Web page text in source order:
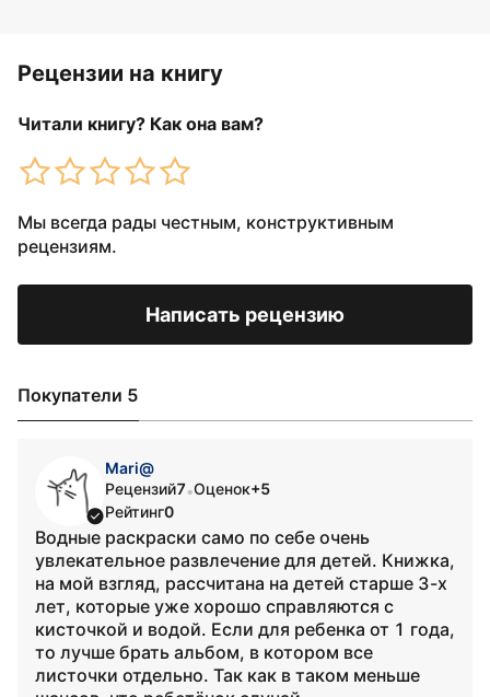
Рецензии на книгу
Читали книгу? Как она вам?
Мы всегда рады честным, конструктивным
рецензиям.
Написать рецензию
Покупатели 5
Mari@
Рецензий7•Оценок+5
Рейтинг0
Водные раскраски само по себе очень
увлекательное развлечение для детей. Книжка,
на мой взгляд, рассчитана на детей старше 3-х
лет, которые уже хорошо справляются с
кисточкой и водой. Если для ребенка от 1 года,
то лучше брать альбом, в котором все
листочки отдельно. Так как в таком меньше